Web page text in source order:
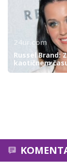
24ur.com
Russel Brand:
kaotičnem